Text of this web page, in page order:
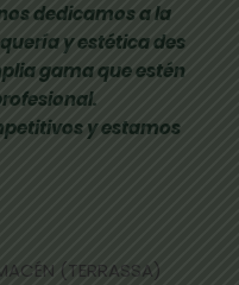
nos dedicamos a la
y estética des
gama que estén
y estamos
(TERRASSA)